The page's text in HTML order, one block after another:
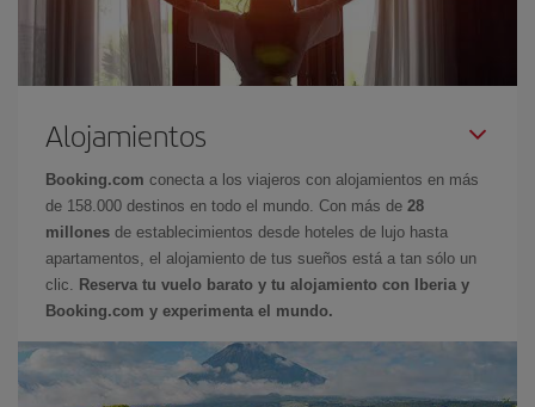
Alojamientos
Booking.com conecta a los viajeros con alojamientos en más
de 158.000 destinos en todo el mundo. Con más de 28
millones de establecimientos desde hoteles de lujo hasta
apartamentos, el alojamiento de tus sueños está a tan sólo un
clic.
Reserva tu vuelo barato y tu alojamiento con Iberia y
Booking.com y experimenta el mundo.